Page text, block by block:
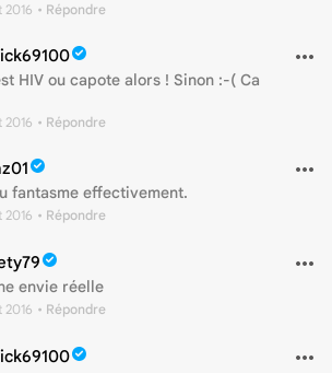
2016 • Répondre
HIV ou capote alors ! Sinon :-( Ca
2016 • Répondre
fantasme effectivement.
2016 • Répondre
envie réelle
2016 • Répondre